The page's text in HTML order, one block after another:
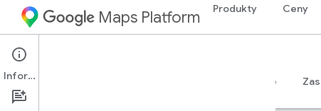
Maps Platform Produkty Ceny
iOS
Przewodniki
Sample
Informacje